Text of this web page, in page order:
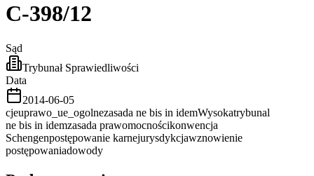
C-398/12
Sąd
Trybunał Sprawiedliwości
Data
2014-06-05
cjeuprawo_ue_ogolnezasada ne bis in idemWysokatrybunal
ne bis in idemzasada prawomocnościkonwencja
Schengenpostępowanie karnejurysdykcjawznowienie
postępowaniadowody